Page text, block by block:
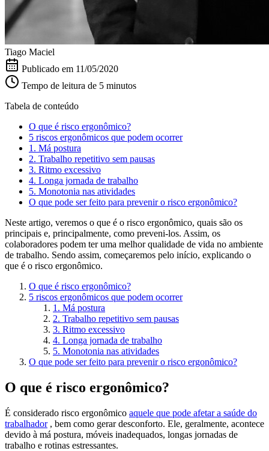
Tiago Maciel
Publicado em 11/05/2020
Tempo de leitura de 5 minutos
Tabela de conteúdo
O que é risco ergonômico?
5 riscos ergonômicos que podem ocorrer
1. Má postura
2. Trabalho repetitivo sem pausas
3. Ritmo excessivo
4. Longa jornada de trabalho
5. Monotonia nas atividades
O que pode ser feito para prevenir o risco ergonômico?
Neste artigo, veremos o que é o risco ergonômico, quais são os
principais e, principalmente, como preveni-los. Assim, os
colaboradores podem ter uma melhor qualidade de vida no ambiente
de trabalho. Sendo assim, começaremos pelo início, explicando o
que é o risco ergonômico.
O que é risco ergonômico?
5 riscos ergonômicos que podem ocorrer
1. Má postura
2. Trabalho repetitivo sem pausas
3. Ritmo excessivo
4. Longa jornada de trabalho
5. Monotonia nas atividades
O que pode ser feito para prevenir o risco ergonômico?
O que é risco ergonômico?
É considerado risco ergonômico aquele que pode afetar a saúde do
trabalhador, bem como gerar desconforto. Ele, geralmente, acontece
devido à má postura, móveis inadequados, longas jornadas de
trabalho e rotinas estressantes.